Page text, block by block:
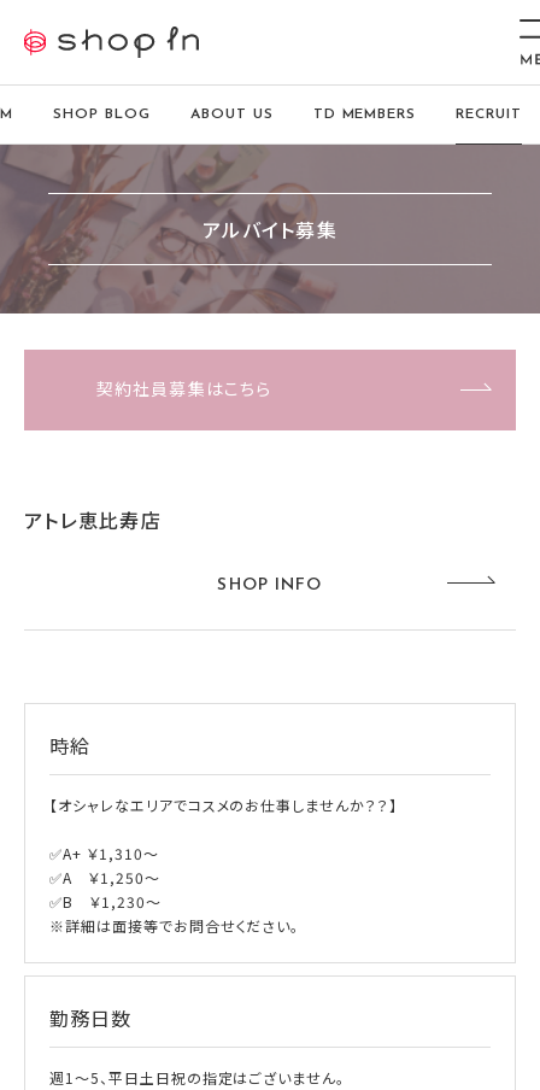
SHOP BLOG ABOUT US TD MEMBERS RECRUIT
アルバイト募集
契約社員募集はこちら
アトレ恵比寿店
SHOP INFO
時給
【オシャレなエリアでコスメのお仕事しませんか？？】
✅A+ ￥1,310～
✅A ￥1,250～
✅B ￥1,230～
※詳細は面接等でお問合せください。
勤務日数
週1～5、平日土日祝の指定はございません。